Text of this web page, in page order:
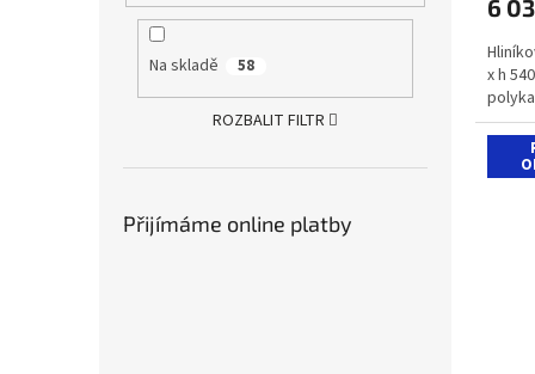
Na skladě 58
ROZBALIT FILTR
Přijímáme online platby
6
x h